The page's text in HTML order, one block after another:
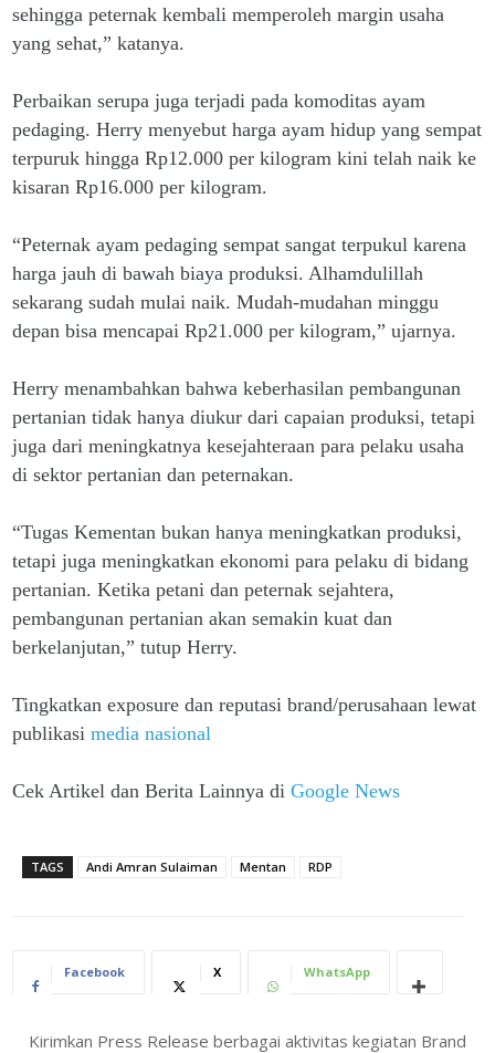
sehingga peternak kembali memperoleh margin usaha
yang sehat,” katanya.
Perbaikan serupa juga terjadi pada komoditas ayam
pedaging. Herry menyebut harga ayam hidup yang sempat
terpuruk hingga Rp12.000 per kilogram kini telah naik ke
kisaran Rp16.000 per kilogram.
“Peternak ayam pedaging sempat sangat terpukul karena
harga jauh di bawah biaya produksi. Alhamdulillah
sekarang sudah mulai naik. Mudah-mudahan minggu
depan bisa mencapai Rp21.000 per kilogram,” ujarnya.
Herry menambahkan bahwa keberhasilan pembangunan
pertanian tidak hanya diukur dari capaian produksi, tetapi
juga dari meningkatnya kesejahteraan para pelaku usaha
di sektor pertanian dan peternakan.
“Tugas Kementan bukan hanya meningkatkan produksi,
tetapi juga meningkatkan ekonomi para pelaku di bidang
pertanian. Ketika petani dan peternak sejahtera,
pembangunan pertanian akan semakin kuat dan
berkelanjutan,” tutup Herry.
Tingkatkan exposure dan reputasi brand/perusahaan lewat
publikasi media nasional
Cek Artikel dan Berita Lainnya di Google News
TAGS Andi Amran Sulaiman Mentan RDP
Facebook X WhatsApp
Kirimkan Press Release berbagai aktivitas kegiatan Brand